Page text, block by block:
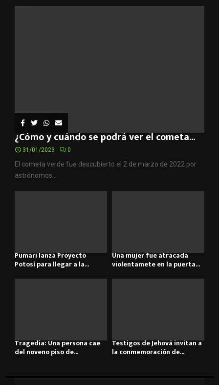
¿Cómo y cuándo se podrá ver el cometa...
31/01/2023 0
El cometa verde fue descubierto el 2 de marzo de 2022 por
astrónomos...
Pumari lanza Proyecto
Potosí para llegar a la...
Una mujer fue atracada
violentamete en la puerta...
Tragedia: Una persona cae
del noveno piso de...
Testigos de Jehová invitan a
la conmemoración de...